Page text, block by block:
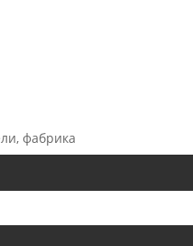
фабрика